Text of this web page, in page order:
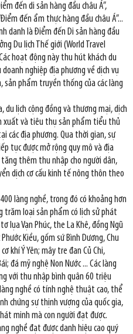
đến di sản hàng đầu châu Á”,
đến ẩm thực hàng đầu châu Á”...
danh là Điểm đến Di sản hàng đầu
Du lịch Thế giới (World Travel
hoạt động này thu hút khách du
nghiệp địa phương về dịch vụ
sản phẩm truyền thống của các làng
du lịch cộng đồng và thương mại, dịch
xuất và tiêu thụ sản phẩm tiểu thủ
các địa phương. Qua thời gian, sự
tục được mở rộng quy mô và địa
thêm thu nhập cho người dân,
dịch cơ cấu kinh tế nông thôn theo
làng nghề, trong đó có khoảng hơn
trăm loại sản phẩm có lịch sử phát
lụa Vạn Phúc, the La Khê, đồng Ngũ
Kiều, gốm sứ Bình Dương, Chu
khí Ý Yên; mây tre đan Củ Chi,
đá mỹ nghệ Non Nước ... Các làng
với thu nhập bình quân 60 triệu
nghề có tính nghệ thuật cao, thể
chứng sự thịnh vượng của quốc gia,
minh mà con người đạt được.
nghề đạt được danh hiệu cao quý